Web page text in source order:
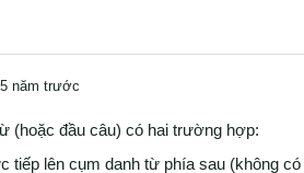
năm trước
(hoặc đầu câu) có hai trường hợp:
tiếp lên cụm danh từ phía sau (không